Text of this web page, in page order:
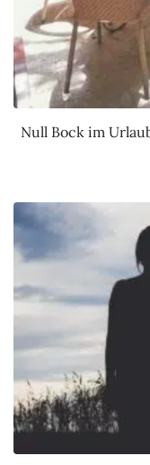
Null Bock im